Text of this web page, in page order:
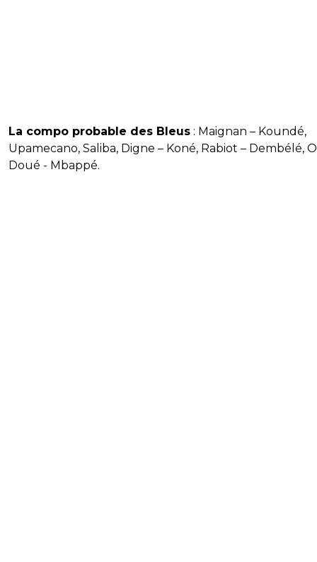
La compo probable des Bleus : Maignan – Koundé,
Upamecano, Saliba, Digne – Koné, Rabiot – Dembélé,
Doué - Mbappé.